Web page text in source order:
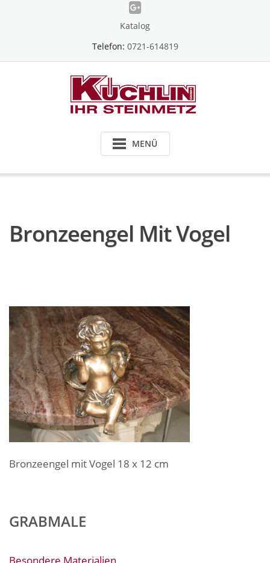
Katalog
Telefon: 0721-614819
MENÜ
Bronzeengel Mit Vogel
Bronzeengel mit Vogel 18 x 12 cm
GRABMALE